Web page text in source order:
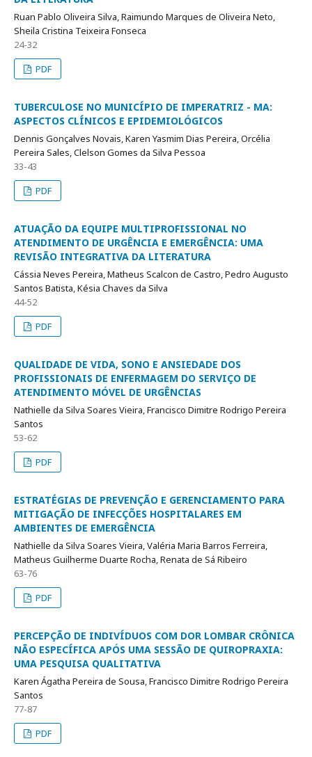
Ruan Pablo Oliveira Silva, Raimundo Marques de Oliveira Neto,
Sheila Cristina Teixeira Fonseca
24-32
PDF
TUBERCULOSE NO MUNICÍPIO DE IMPERATRIZ - MA:
ASPECTOS CLÍNICOS E EPIDEMIOLÓGICOS
Dennis Gonçalves Novais, Karen Yasmim Dias Pereira, Orcélia
Pereira Sales, Clelson Gomes da Silva Pessoa
33-43
PDF
ATUAÇÃO DA EQUIPE MULTIPROFISSIONAL NO
ATENDIMENTO DE URGÊNCIA E EMERGÊNCIA: UMA
REVISÃO INTEGRATIVA DA LITERATURA
Cássia Neves Pereira, Matheus Scalcon de Castro, Pedro Augusto
Santos Batista, Késia Chaves da Silva
44-52
PDF
QUALIDADE DE VIDA, SONO E ANSIEDADE DOS
PROFISSIONAIS DE ENFERMAGEM DO SERVIÇO DE
ATENDIMENTO MÓVEL DE URGÊNCIAS
Nathielle da Silva Soares Vieira, Francisco Dimitre Rodrigo Pereira
Santos
53-62
PDF
ESTRATÉGIAS DE PREVENÇÃO E GERENCIAMENTO PARA
MITIGAÇÃO DE INFECÇÕES HOSPITALARES EM
AMBIENTES DE EMERGÊNCIA
Nathielle da Silva Soares Vieira, Valéria Maria Barros Ferreira,
Matheus Guilherme Duarte Rocha, Renata de Sá Ribeiro
63-76
PDF
PERCEPÇÃO DE INDIVÍDUOS COM DOR LOMBAR CRÔNICA
NÃO ESPECÍFICA APÓS UMA SESSÃO DE QUIROPRAXIA:
UMA PESQUISA QUALITATIVA
Karen Ágatha Pereira de Sousa, Francisco Dimitre Rodrigo Pereira
Santos
77-87
PDF